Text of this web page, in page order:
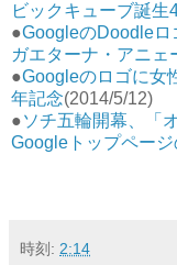
ビックキューブ誕生
●GoogleのDoodleロ
ガエターナ・アニェ
●Googleのロゴに女
年記念(2014/5/12)
●ソチ五輪開幕、「
Googleトップペー
時刻: 2:14